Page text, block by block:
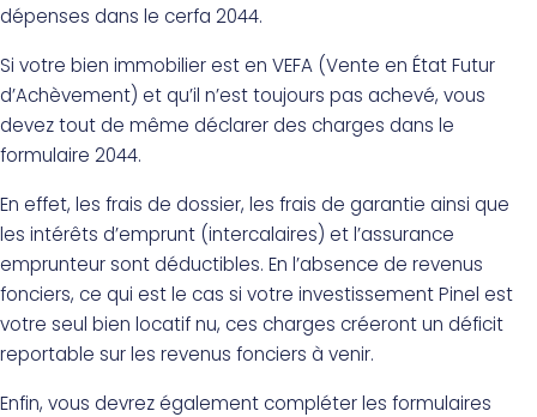
dépenses dans le cerfa 2044.
Si votre bien immobilier est en VEFA (Vente en État Futur
d’Achèvement) et qu’il n’est toujours pas achevé, vous
devez tout de même déclarer des charges dans le
formulaire 2044.
En effet, les frais de dossier, les frais de garantie ainsi que
les intérêts d’emprunt (intercalaires) et l’assurance
emprunteur sont déductibles. En l’absence de revenus
fonciers, ce qui est le cas si votre investissement Pinel est
votre seul bien locatif nu, ces charges créeront un déficit
reportable sur les revenus fonciers à venir.
Enfin, vous devrez également compléter les formulaires